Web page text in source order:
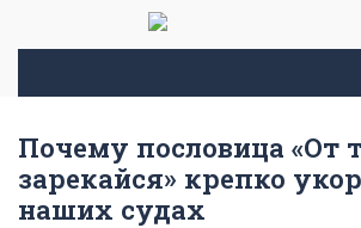
Почему пословица «От
зарекайся» крепко
наших судах